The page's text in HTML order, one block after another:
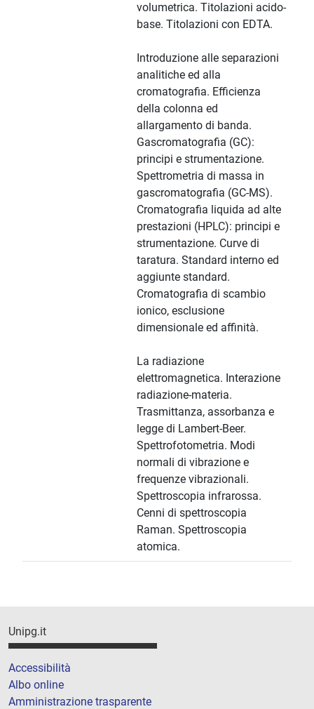
volumetrica. Titolazioni acido-
base. Titolazioni con EDTA.
Introduzione alle separazioni
analitiche ed alla
cromatografia. Efficienza
della colonna ed
allargamento di banda.
Gascromatografia (GC):
principi e strumentazione.
Spettrometria di massa in
gascromatografia (GC-MS).
Cromatografia liquida ad alte
prestazioni (HPLC): principi e
strumentazione. Curve di
taratura. Standard interno ed
aggiunte standard.
Cromatografia di scambio
ionico, esclusione
dimensionale ed affinità.
La radiazione
elettromagnetica. Interazione
radiazione-materia.
Trasmittanza, assorbanza e
legge di Lambert-Beer.
Spettrofotometria. Modi
normali di vibrazione e
frequenze vibrazionali.
Spettroscopia infrarossa.
Cenni di spettroscopia
Raman. Spettroscopia
atomica.
Unipg.it
Accessibilità
Albo online
Amministrazione trasparente